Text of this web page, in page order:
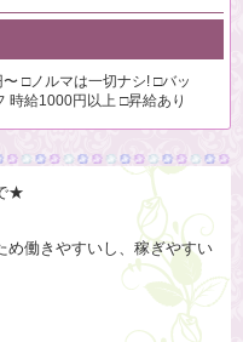
□ノルマは一切ナシ! □バッ
時給1000円以上 □昇給あり
★
め働きやすいし、稼ぎやすい